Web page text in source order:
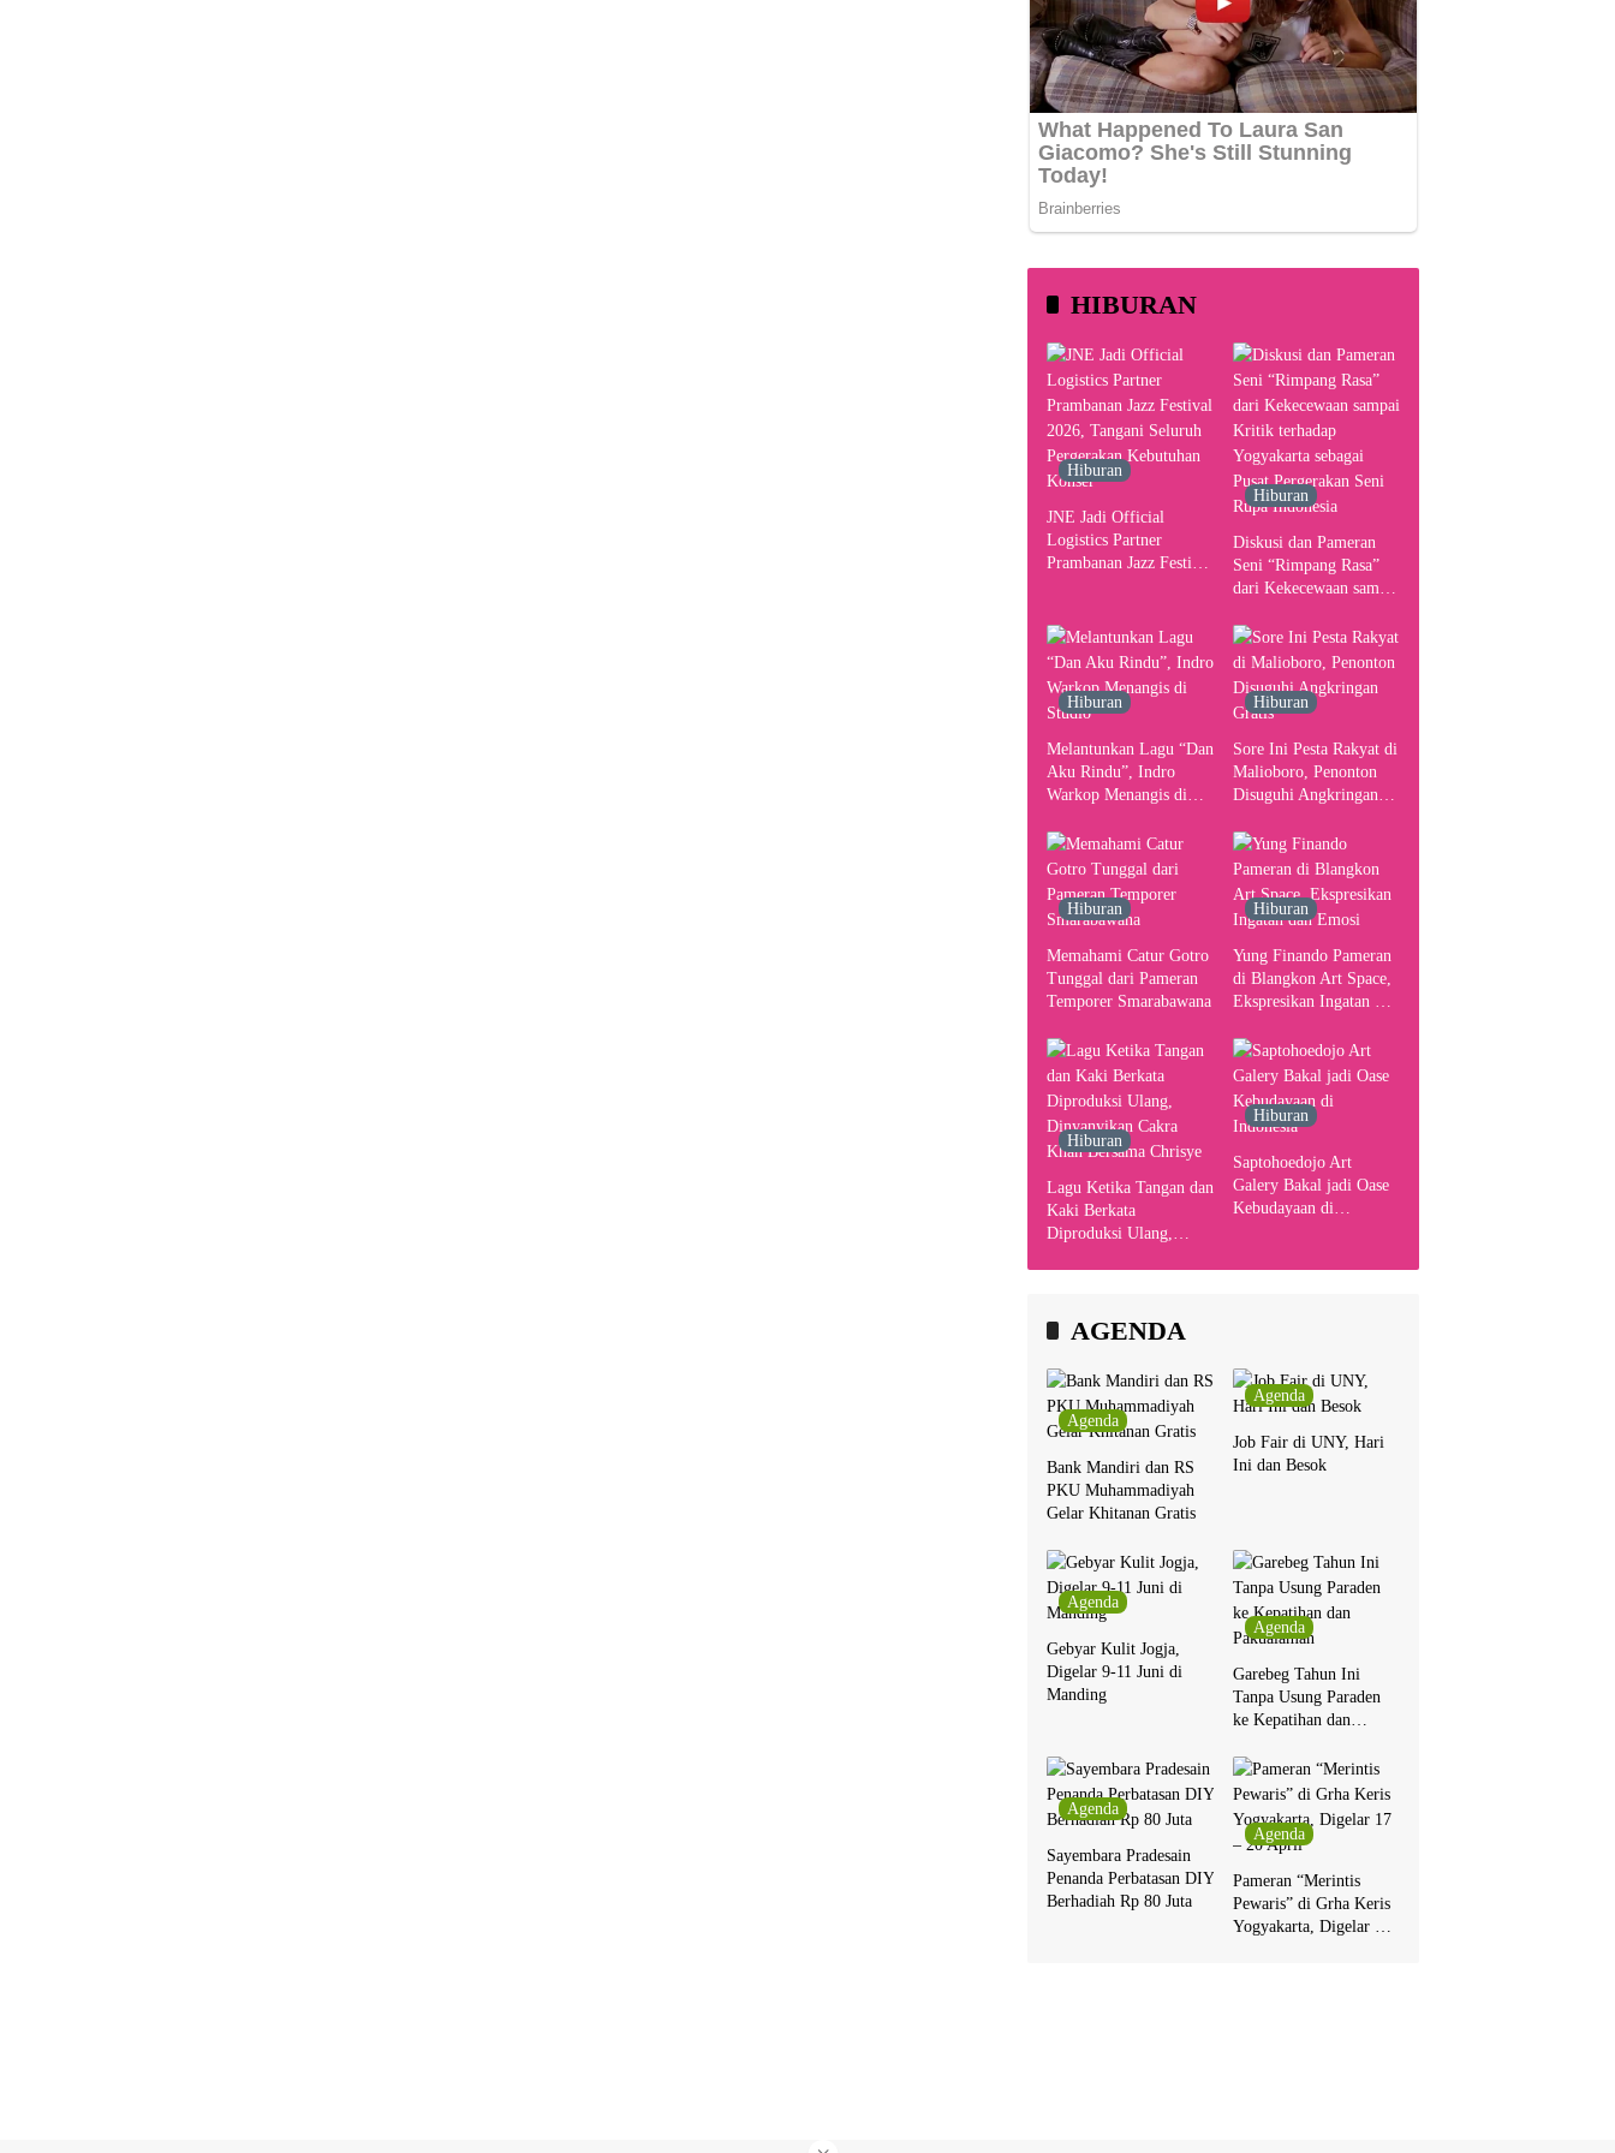
HIBURAN
Hiburan
JNE Jadi Official
Logistics Partner
Prambanan Jazz Festival
Konser
Hiburan
Diskusi dan Pameran
Seni “Rimpang Rasa”
dari Kekecewaan sampai
Yogyakarta sebagai
Pusat Pergerakan Seni
Rupa Indonesia
Hiburan
Melantunkan Lagu “Dan
Aku Rindu”, Indro
Warkop Menangis di
Hiburan
Sore Ini Pesta Rakyat di
Malioboro, Penonton
Disuguhi Angkringan
Hiburan
Memahami Catur Gotro
Tunggal dari Pameran
Temporer Smarabawana
Hiburan
Yung Finando Pameran
di Blangkon Art Space,
Ekspresikan Ingatan dan
Hiburan
Lagu Ketika Tangan dan
Kaki Berkata
Diproduksi Ulang,
Hiburan
Saptohoedojo Art
Galery Bakal jadi Oase
Kebudayaan di
AGENDA
Agenda
Bank Mandiri dan RS
PKU Muhammadiyah
Gelar Khitanan Gratis
Agenda
Job Fair di UNY, Hari
Ini dan Besok
Agenda
Gebyar Kulit Jogja,
Digelar 9-11 Juni di
Manding
Agenda
Garebeg Tahun Ini
Tanpa Usung Paraden
ke Kepatihan dan
Agenda
Sayembara Pradesain
Penanda Perbatasan DIY
Berhadiah Rp 80 Juta
Agenda
Pameran “Merintis
Pewaris” di Grha Keris
Yogyakarta, Digelar 17